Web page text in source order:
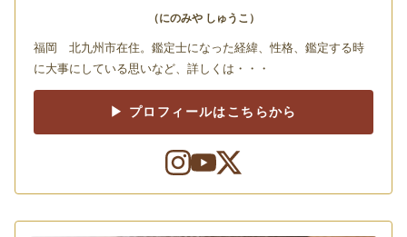
（にのみや しゅうこ）
福岡 北九州市在住。鑑定士になった経緯、性格、鑑定する時
に大事にしている思いなど、詳しくは・・・
▶ プロフィールはこちらから